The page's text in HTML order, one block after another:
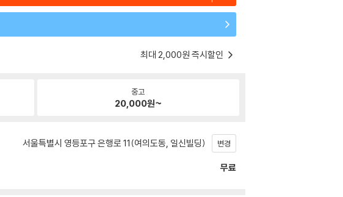
최대 2,000원 즉시할인
중고
20,000원~
서울특별시 영등포구 은행로 11(여의도동, 일신빌딩) 변경
무료